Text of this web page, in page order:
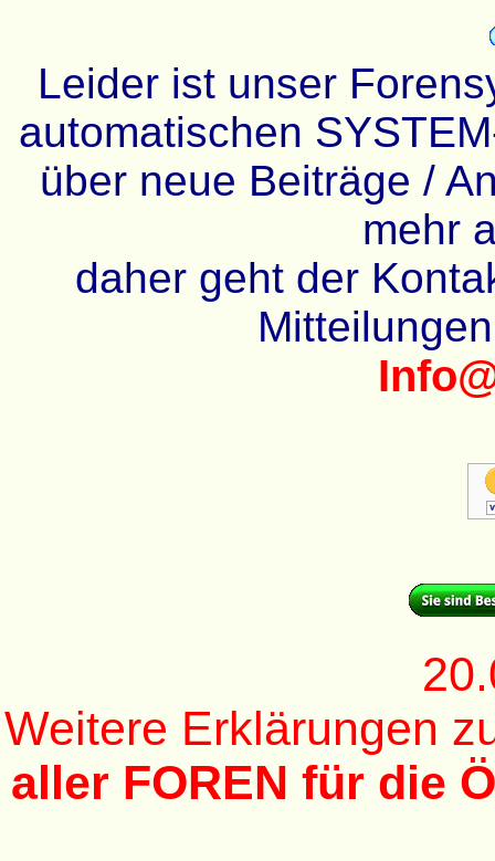
Leider ist unser
automatischen
über neue Beiträge /
mehr
daher geht der
Weitere Erklärungen
aller FOREN für die